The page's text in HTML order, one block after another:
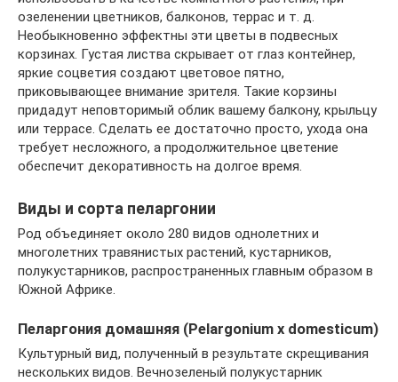
озеленении цветников, балконов, террас и т. д.
Необыкновенно эффектны эти цветы в подвесных
корзинах. Густая листва скрывает от глаз контейнер,
яркие соцветия создают цветовое пятно,
приковывающее внимание зрителя. Такие корзины
придадут неповторимый облик вашему балкону, крыльцу
или террасе. Сделать ее достаточно просто, ухода она
требует несложного, а продолжительное цветение
обеспечит декоративность на долгое время.
Виды и сорта пеларгонии
Род объединяет около 280 видов однолетних и
многолетних травянистых растений, кустарников,
полукустарников, распространенных главным образом в
Южной Африке.
Пеларгония домашняя (Pelargonium x domesticum)
Культурный вид, полученный в результате скрещивания
нескольких видов. Вечнозеленый полукустарник